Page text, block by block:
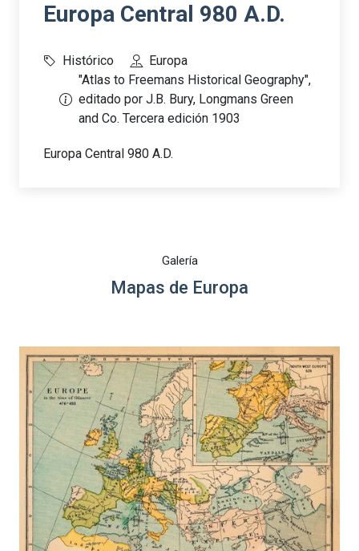
Europa Central 980 A.D.
Histórico
Europa
"Atlas to Freemans Historical Geography",
editado por J.B. Bury, Longmans Green
and Co. Tercera edición 1903
Europa Central 980 A.D.
Galería
Mapas de Europa